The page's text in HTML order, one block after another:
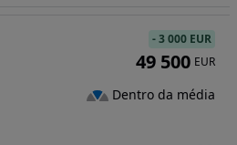
-3 000 EUR
49 500 EUR
Dentro da média